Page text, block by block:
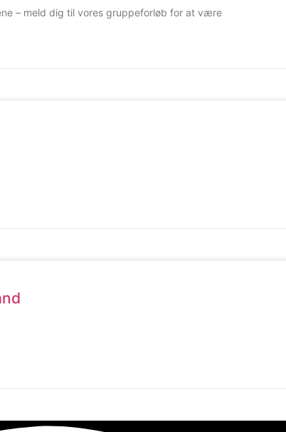
– meld dig til vores gruppeforløb for at være